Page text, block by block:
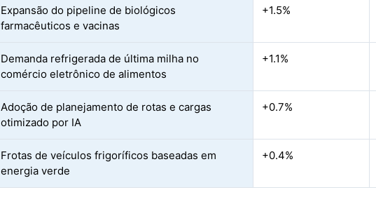
Expansão do pipeline de biológicos
farmacêuticos e vacinas
+1.5%
Demanda refrigerada de última milha no
comércio eletrônico de alimentos
+1.1%
Adoção de planejamento de rotas e cargas
otimizado por IA
+0.7%
Frotas de veículos frigoríficos baseadas em
energia verde
+0.4%